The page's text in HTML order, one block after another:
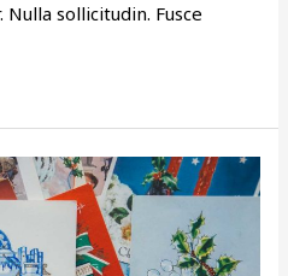
sollicitudin. Fusce